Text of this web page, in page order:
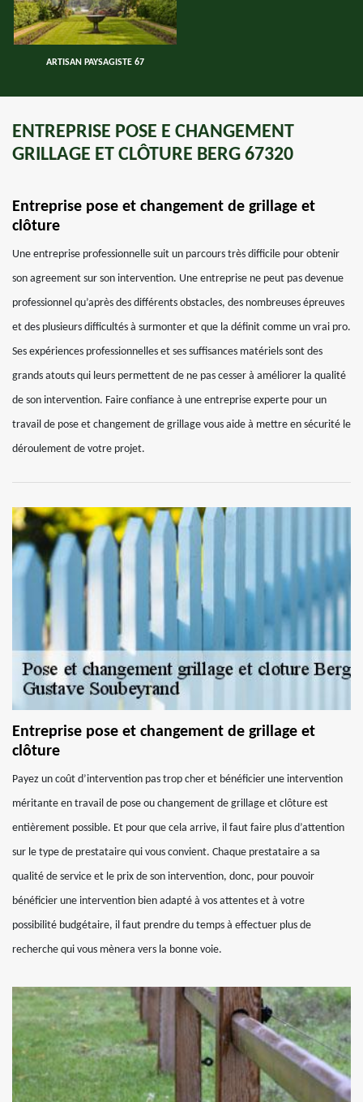
ARTISAN PAYSAGISTE 67
ENTREPRISE POSE E CHANGEMENT
GRILLAGE ET CLÔTURE BERG 67320
Entreprise pose et changement de grillage et
clôture
Une entreprise professionnelle suit un parcours très difficile pour obtenir
son agreement sur son intervention. Une entreprise ne peut pas devenue
professionnel qu’après des différents obstacles, des nombreuses épreuves
et des plusieurs difficultés à surmonter et que la définit comme un vrai pro.
Ses expériences professionnelles et ses suffisances matériels sont des
grands atouts qui leurs permettent de ne pas cesser à améliorer la qualité
de son intervention. Faire confiance à une entreprise experte pour un
travail de pose et changement de grillage vous aide à mettre en sécurité le
déroulement de votre projet.
Entreprise pose et changement de grillage et
clôture
Payez un coût d’intervention pas trop cher et bénéficier une intervention
méritante en travail de pose ou changement de grillage et clôture est
entièrement possible. Et pour que cela arrive, il faut faire plus d’attention
sur le type de prestataire qui vous convient. Chaque prestataire a sa
qualité de service et le prix de son intervention, donc, pour pouvoir
bénéficier une intervention bien adapté à vos attentes et à votre
possibilité budgétaire, il faut prendre du temps à effectuer plus de
recherche qui vous mènera vers la bonne voie.